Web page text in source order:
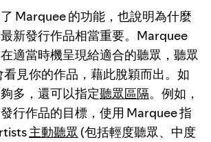
Marquee 的功能，也說明為什麼
新發行作品相當重要。Marquee
適當時機呈現給適合的聽眾，聽眾
見你的作品，藉此脫穎而出。如
多，還可以指定聽眾區隔。例如，
行作品的目標，使用 Marquee 指
主動聽眾(包括輕度聽眾、中度